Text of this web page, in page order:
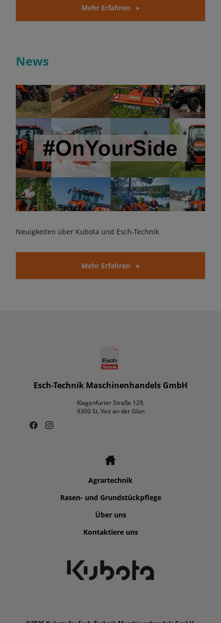
Mehr Erfahren
News
Neuigkeiten über Kubota und Esch-Technik
Mehr Erfahren
Esch-Technik Maschinenhandels GmbH
Klagenfurter Straße 129,
9300 St. Veit an der Glan
Agrartechnik
Rasen- und Grundstückpflege
Über uns
Kontaktiere uns